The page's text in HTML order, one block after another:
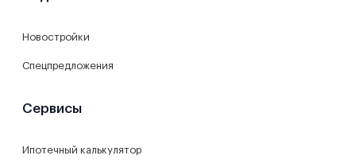
Новостройки
Спецпредложения
Сервисы
Ипотечный калькулятор